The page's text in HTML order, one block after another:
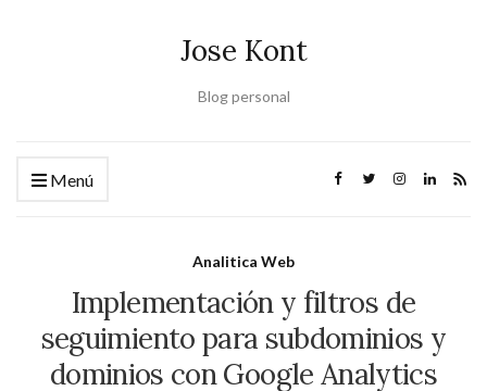
Jose Kont
Blog personal
Menú
Analitica Web
Implementación y filtros de
seguimiento para subdominios y
dominios con Google Analytics